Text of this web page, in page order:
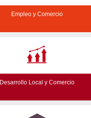
Empleo y Comercio
Desarrollo Local y Comercio